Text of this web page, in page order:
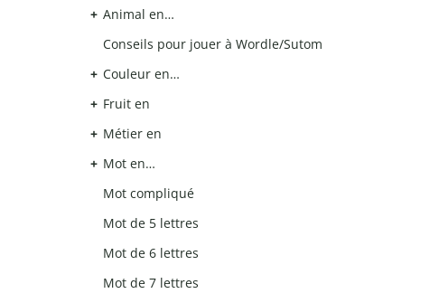
Animal en…
Conseils pour jouer à Wordle/Sutom
Couleur en…
Fruit en
Métier en
Mot en…
Mot compliqué
Mot de 5 lettres
Mot de 6 lettres
Mot de 7 lettres